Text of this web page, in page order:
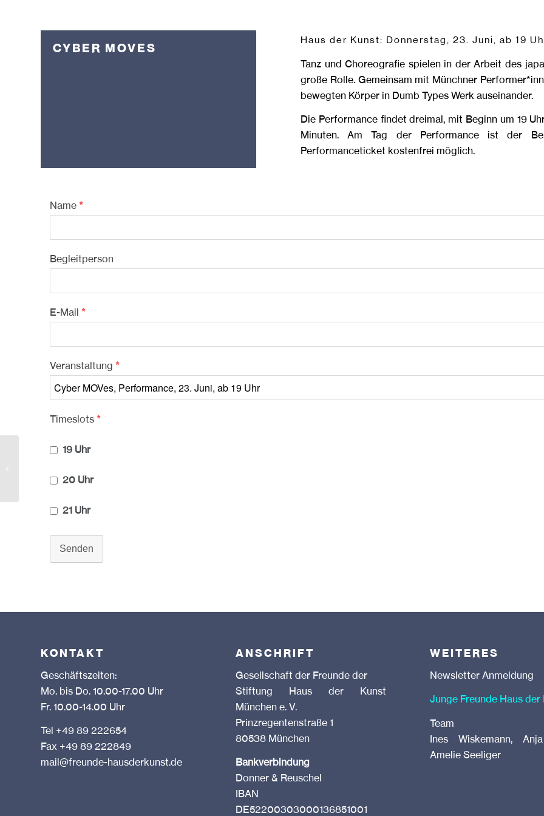
CYBER MOVES
Haus der Kunst: Donnerstag, 23. Juni, ab 19
Tanz und Choreografie spielen in der Arbeit des
große Rolle. Gemeinsam mit Münchner
bewegten Körper in Dumb Types Werk auseinander.
Die Performance findet dreimal, mit Beginn um 19
Minuten. Am Tag der Performance ist der
Performanceticket kostenfrei möglich.
Name *
Begleitperson
E-Mail *
Veranstaltung *
Timeslots *
19 Uhr
20 Uhr
21 Uhr
Senden
KONTAKT
Geschäftszeiten:
Mo. bis Do. 10.00-17.00 Uhr
Fr. 10.00-14.00 Uhr
Tel +49 89 222654
Fax +49 89 222849
mail@freunde-hausderkunst.de
ANSCHRIFT
Gesellschaft der Freunde der
Stiftung Haus der Kunst
München e. V.
Prinzregentenstraße 1
80538 München
Bankverbindung
Donner & Reuschel
IBAN
DE52200303000136851001
WEITERES
Newsletter Anmeldung
Junge Freunde Haus der
Team
Ines Wiskemann,
Amelie Seeliger
Nakaya + Carsten Nicolai